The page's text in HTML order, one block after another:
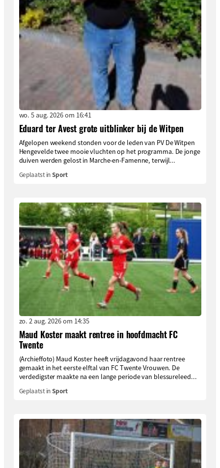
wo. 5 aug. 2026 om 16:41
Eduard ter Avest grote uitblinker bij de Witpen
Afgelopen weekend stonden voor de leden van PV De Witpen
Hengevelde twee mooie vluchten op het programma. De jonge
duiven werden gelost in Marche-en-Famenne, terwijl...
Geplaatst inSport
zo. 2 aug. 2026 om 14:35
Maud Koster maakt rentree in hoofdmacht FC
Twente
(Archieffoto) Maud Koster heeft vrijdagavond haar rentree
gemaakt in het eerste elftal van FC Twente Vrouwen. De
verdedigster maakte na een lange periode van blessureleed...
Geplaatst inSport